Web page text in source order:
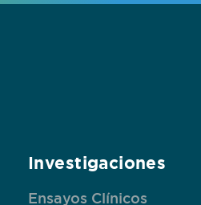
Investigaciones
Ensayos Clínicos